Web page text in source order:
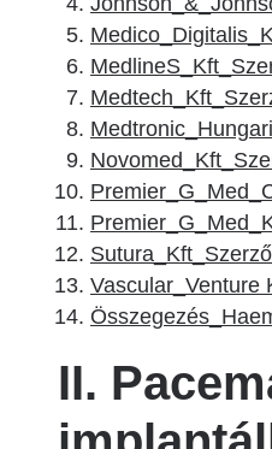
Vascular_Venture
II.